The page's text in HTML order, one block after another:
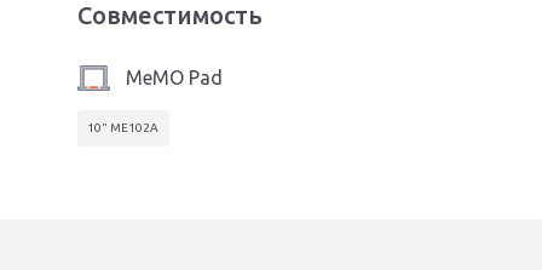
Совместимость
MeMO Pad
10" ME102A